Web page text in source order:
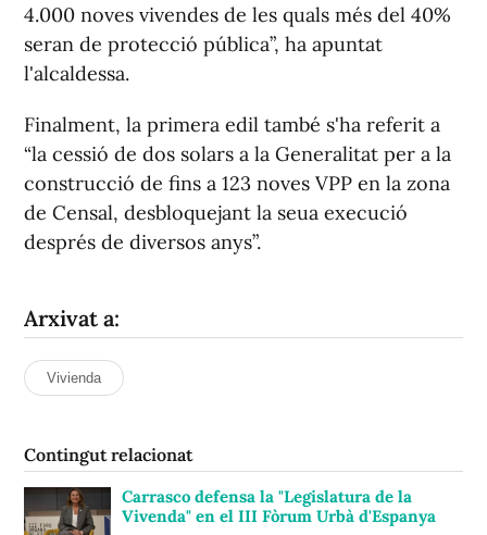
4.000 noves vivendes de les quals més del 40%
seran de protecció pública”, ha apuntat
l'alcaldessa.
Finalment, la primera edil també s'ha referit a
“la cessió de dos solars a la Generalitat per a la
construcció de fins a 123 noves VPP en la zona
de Censal, desbloquejant la seua execució
després de diversos anys”.
Arxivat a:
Vivienda
Contingut relacionat
Carrasco defensa la "Legislatura de la
Vivenda" en el III Fòrum Urbà d'Espanya